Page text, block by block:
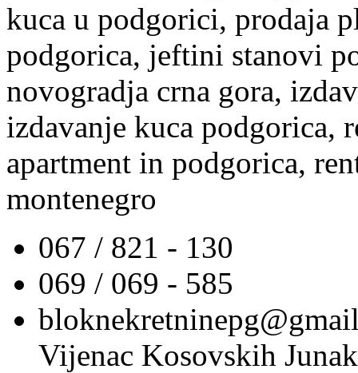
kuca u podgorici, prodaja
podgorica, jeftini stanovi
novogradja crna gora,
izdavanje kuca podgorica,
apartment in podgorica,
montenegro
067 / 821 - 130
069 / 069 - 585
Vijenac Kosovskih